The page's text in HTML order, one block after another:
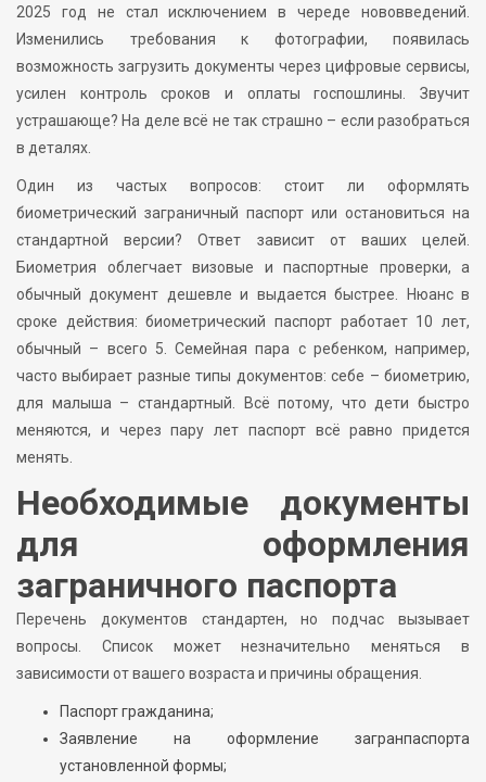
2025 год не стал исключением в череде нововведений.
Изменились требования к фотографии, появилась
возможность загрузить документы через цифровые сервисы,
усилен контроль сроков и оплаты госпошлины. Звучит
устрашающе? На деле всё не так страшно – если разобраться
в деталях.
Один из частых вопросов: стоит ли оформлять
биометрический заграничный паспорт или остановиться на
стандартной версии? Ответ зависит от ваших целей.
Биометрия облегчает визовые и паспортные проверки, а
обычный документ дешевле и выдается быстрее. Нюанс в
сроке действия: биометрический паспорт работает 10 лет,
обычный – всего 5. Семейная пара с ребенком, например,
часто выбирает разные типы документов: себе – биометрию,
для малыша – стандартный. Всё потому, что дети быстро
меняются, и через пару лет паспорт всё равно придется
менять.
Необходимые документы
для оформления
заграничного паспорта
Перечень документов стандартен, но подчас вызывает
вопросы. Список может незначительно меняться в
зависимости от вашего возраста и причины обращения.
Паспорт гражданина;
Заявление на оформление загранпаспорта
установленной формы;